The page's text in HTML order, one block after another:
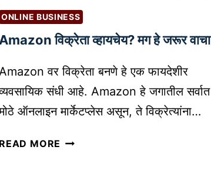
ONLINE BUSINESS
Amazon विक्रेता व्हायचेय? मग हे जरूर वाचा
वर विक्रेता बनणे हे एक फायदेशीर
संधी आहे. Amazon हे जगातील सर्वात
ऑनलाइन मार्केटप्लेस असून, ते विक्रेत्यांना…
READ MORE A